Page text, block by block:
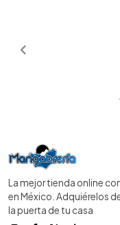
La mejor tienda online
en México. Adquiérelos
la puerta de tu casa